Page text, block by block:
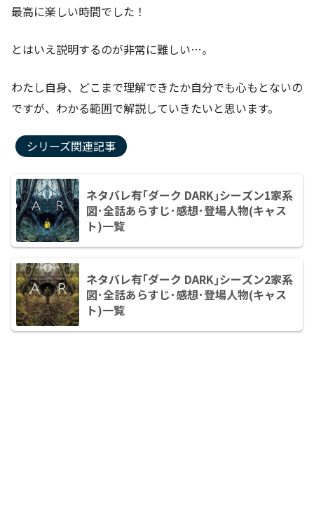
最高に楽しい時間でした！
とはいえ説明するのが非常に難しい…。
わたし自身、どこまで理解できたか自分でも心もとないの
ですが、わかる範囲で解説していきたいと思います。
シリーズ関連記事
ネタバレ有｢ダーク DARK｣シーズン1家系
図･全話あらすじ･感想･登場人物(キャス
ト)一覧
ネタバレ有｢ダーク DARK｣シーズン2家系
図･全話あらすじ･感想･登場人物(キャス
ト)一覧